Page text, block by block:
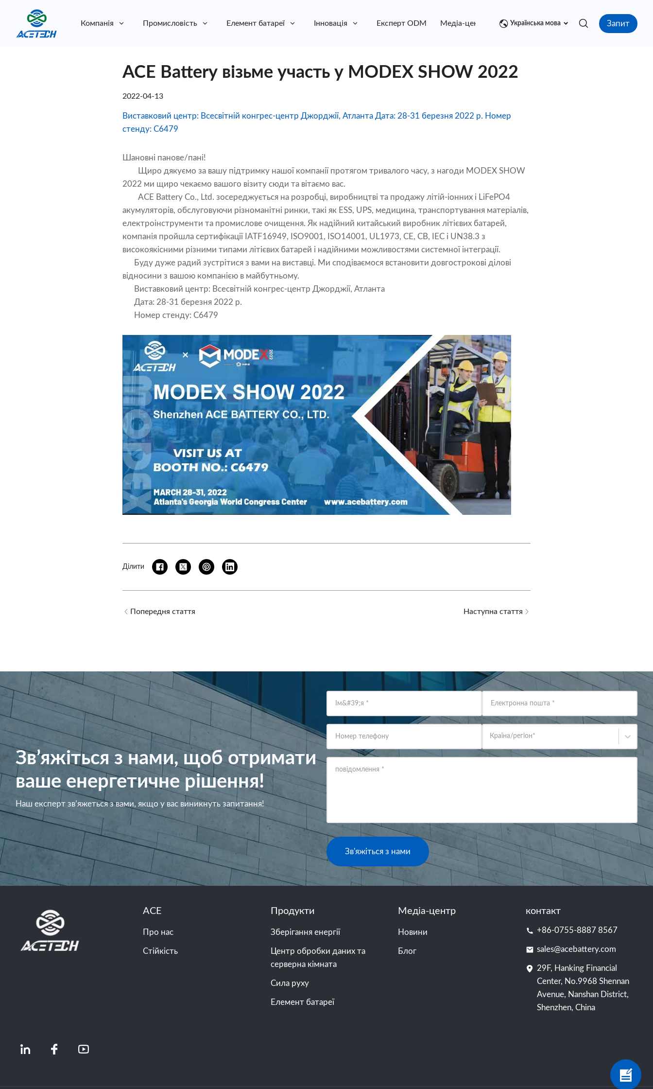
Компанія Промисловість Елемент батареї Інновація Експерт ODM Медіа-центр контакт
Українська мова Запит
ACE Battery візьме участь у MODEX SHOW 2022
2022-04-13
Виставковий центр: Всесвітній конгрес-центр Джорджії, Атланта Дата: 28-31 березня 2022 р. Номер
стенду: C6479
Шановні панове/пані!
Щиро дякуємо за вашу підтримку нашої компанії протягом тривалого часу, з нагоди MODEX SHOW
2022 ми щиро чекаємо вашого візиту сюди та вітаємо вас.
ACE Battery Co., Ltd. зосереджується на розробці, виробництві та продажу літій-іонних і LiFePO4
акумуляторів, обслуговуючи різноманітні ринки, такі як ESS, UPS, медицина, транспортування матеріалів,
електроінструменти та промислове очищення. Як надійний китайський виробник літієвих батарей,
компанія пройшла сертифікації IATF16949, ISO9001, ISO14001, UL1973, CE, CB, IEC і UN38.3 з
високоякісними різними типами літієвих батарей і надійними можливостями системної інтеграції.
Буду дуже радий зустрітися з вами на виставці. Ми сподіваємося встановити довгострокові ділові
відносини з вашою компанією в майбутньому.
Виставковий центр: Всесвітній конгрес-центр Джорджії, Атланта
Дата: 28-31 березня 2022 р.
Номер стенду: C6479
Ділити
Попередня стаття Наступна стаття
Зв’яжіться з нами, щоб отримати
ваше енергетичне рішення!
Наш експерт зв’яжеться з вами, якщо у вас виникнуть запитання!
Ім&#39;я * Електронна пошта *
Номер телефону Країна/регіон*
повідомлення *
Зв'яжіться з нами
ACE
Про нас
Стійкість
Продукти
Зберігання енергії
Центр обробки даних та
серверна кімната
Сила руху
Елемент батареї
Медіа-центр
Новини
Блог
контакт
+86-0755-8887 8567
sales@acebattery.com
29F, Hanking Financial
Center, No.9968 Shennan
Avenue, Nanshan District,
Shenzhen, China